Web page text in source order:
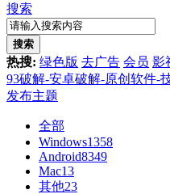
搜索
搜索
热搜: 绿色版 去广告 会员 影
93破解-安卓破解-原创软件-
发布主题
全部
Windows1358
Android8349
Mac13
其他23